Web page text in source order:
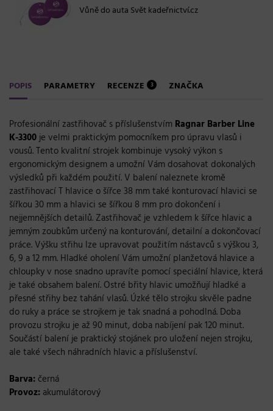
Vůně do auta Svět kadeřnictví.cz
POPIS PARAMETRY RECENZE 3 ZNAČKA
Profesionální zastřihovač s příslušenstvím Ragnar Barber Line
K-3300je velmi praktickým pomocníkem pro úpravu vlasů i
vousů. Tento kvalitní strojek kombinuje vysoký výkon s
ergonomickým designem a umožní Vám dosahovat dokonalých
výsledků při každém použití. V balení naleznete kromě
zastřihovací T hlavice o šířce 38 mm také konturovací hlavici se
šířkou 30 mm a hlavici se šířkou 8 mm pro dokončení i
nejjemnějších detailů. Zastřihovač je vzhledem k šířce hlavic a
jemným zoubkům určený na konturování, detailní a dokončovací
práce. Výšku střihu lze upravovat použitím nástavců s výškou 3,
6, 9 a 12 mm. Hladké oholení Vám umožní planžetová hlavice a
chloupky v nose snadno upravíte pomocí speciální hlavice, která
je také obsahem balení. Ostré břity hlavic umožňují hladké a
přesné střihy bez tahání vlasů. Úzké tělo strojku skvěle padne
do ruky a práce se strojkem je tak snadná a pohodlná. Doba
provozu strojku je až 90 minut, doba nabíjení pak 120 minut.
Součástí balení je praktický stojánek pro uložení nejen strojku,
ale také všech náhradních hlavic a příslušenství.
Barva: černá
Provoz: akumulátorový